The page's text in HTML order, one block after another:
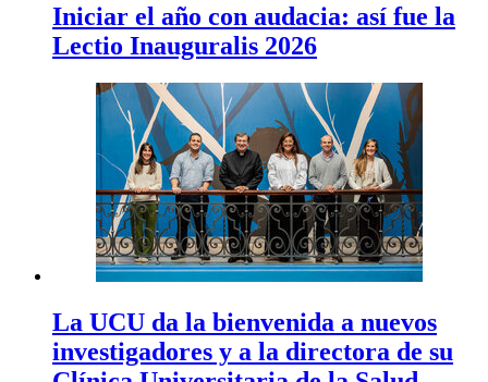
Iniciar el año con audacia: así fue la
Lectio Inauguralis 2026
La UCU da la bienvenida a nuevos
investigadores y a la directora de su